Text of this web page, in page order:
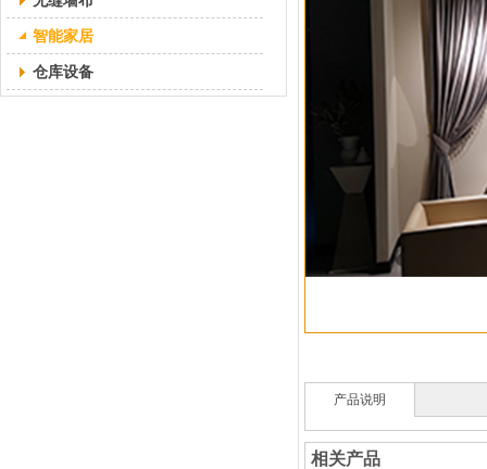
智能家居
仓库设备
产品说明
相关产品